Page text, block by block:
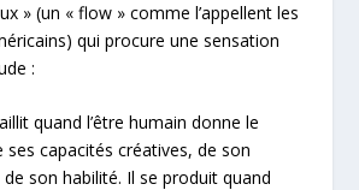
» (un « flow » comme l’appellent les
qui procure une sensation
:
quand l’être humain donne le
ses capacités créatives, de son
son habilité. Il se produit quand